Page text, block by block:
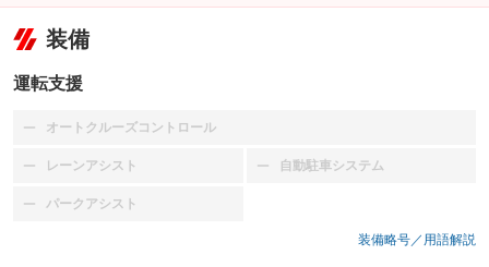
装備
運転支援
オートクルーズコントロール
：装備なし
レーンアシスト
：装備なし 自動駐車システム
：装備なし
パークアシスト
：装備なし
装備略号／用語解説